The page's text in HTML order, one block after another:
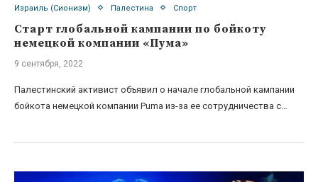
Израиль (Сионизм) Палестина Спорт
Старт глобальной кампании по бойкоту
немецкой компании «Пума»
9 сентября, 2022
Палестинский активист объявил о начале глобальной кампании
бойкота немецкой компании Puma из-за ее сотрудничества с…